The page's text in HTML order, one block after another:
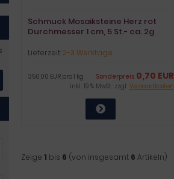
Schmuck Mosaiksteine Herz rot
Durchmesser 1 cm, 5 St.- ca. 2g
Lieferzeit:2-3 Werktage
Sonderpreis 0,70 EUR
350,00 EUR pro 1 kg
inkl. 19 % MwSt. zzgl. Versandkosten
Zeige 1 bis 6 (von insgesamt 6 Artikeln)